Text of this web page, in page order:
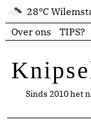
28°C
Over ons
TIPS?
Sinds 2010 het